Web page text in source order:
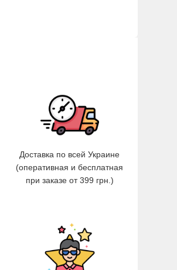
Доставка по всей Украине
(оперативная и бесплатная
при заказе от 399 грн.)